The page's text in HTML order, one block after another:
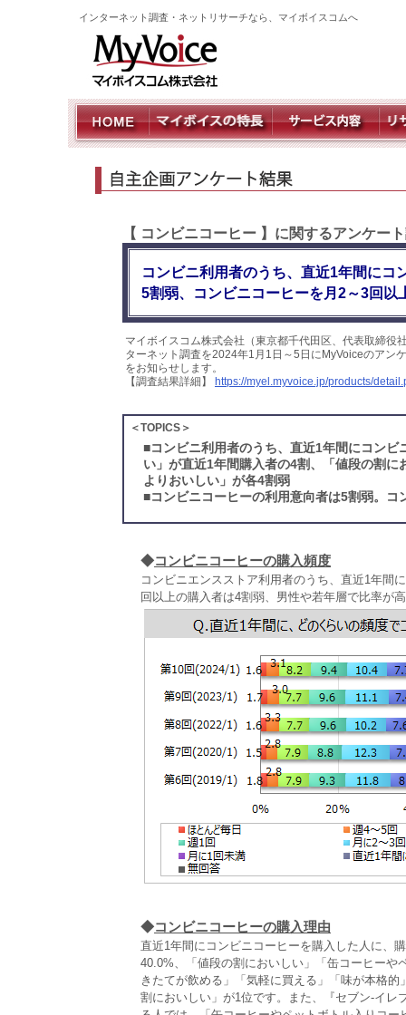
インターネット調査・ネットリサーチなら、マイボイスコムへ
【 コンビニコーヒー 】に関するアンケー
コンビニ利用者のうち、直近1年間にコ
5割弱、コンビニコーヒーを月2～3回以
マイボイスコム株式会社（東京都千代田区、代表取締
ターネット調査を2024年1月1日～5日にMyVoiceのアン
をお知らせします。
【調査結果詳細】
https://myel.myvoice.jp/products/
＜TOPICS＞
■コンビニ利用者のうち、直近1年間にコン
い」が直近1年間購入者の4割、「値段の割
よりおいしい」が各4割弱
■コンビニコーヒーの利用意向者は5割弱。
◆コンビニコーヒーの購入頻度
コンビニエンスストア利用者のうち、直近1年間
回以上の購入者は4割弱、男性や若年層で比率が
◆コンビニコーヒーの購入理由
直近1年間にコンビニコーヒーを購入した人に、
40.0%、「値段の割においしい」「缶コーヒーや
きたてが飲める」「気軽に買える」「味が本格
割においしい」が1位です。また、『セブン‐イ